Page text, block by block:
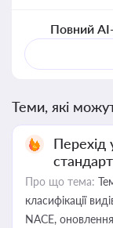
Повний
Теми, які
Перехід
Про що тема:
класифікації
NACE,